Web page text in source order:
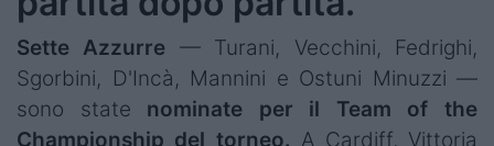
Sette Azzurre — Turani, Vecchini, Fedrighi,
Sgorbini, D'Incà, Mannini e Ostuni Minuzzi —
sono state nominate per il Team of the
Championship del torneo. A Cardiff, Vittoria